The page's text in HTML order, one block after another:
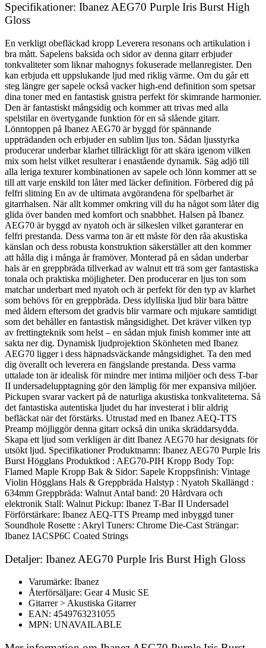
Specifikationer: Ibanez AEG70 Purple Iris Burst High
Gloss
En verkligt obefläckad kropp Leverera resonans och artikulation i
bra mått. Sapelens baksida och sidor av denna gitarr erbjuder
tonkvaliteter som liknar mahognys fokuserade mellanregister. Den
kan erbjuda ett uppslukande ljud med riklig värme. Om du går ett
steg längre ger sapele också vacker high-end definition som spetsar
dina toner med en fantastisk gnistra perfekt för skimrande harmonier.
Den är fantastiskt mångsidig och kommer att trivas med alla
spelstilar en övertygande funktion för en så slående gitarr.
Lönntoppen på Ibanez AEG70 är byggd för spännande
uppträdanden och erbjuder en sublim ljus ton. Sådan ljusstyrka
producerar underbar klarhet tillräckligt för att skära igenom vilken
mix som helst vilket resulterar i enastående dynamik. Säg adjö till
alla leriga texturer kombinationen av sapele och lönn kommer att se
till att varje enskild ton låter med läcker definition. Förbered dig på
felfri slitning En av de ultimata avgörandena för spelbarhet är
gitarrhalsen. När allt kommer omkring vill du ha något som låter dig
glida över banden med komfort och snabbhet. Halsen på Ibanez
AEG70 är byggd av nyatoh och är silkeslen vilket garanterar en
felfri prestanda. Dess varma ton är ett måste för den råa akustiska
känslan och dess robusta konstruktion säkerställer att den kommer
att hålla dig i många år framöver. Monterad på en sådan underbar
hals är en greppbräda tillverkad av walnut ett trä som ger fantastiska
tonala och praktiska möjligheter. Den producerar en ljus ton som
matchar underbart med nyatoh och är perfekt för den typ av klarhet
som behövs för en greppbräda. Dess idylliska ljud blir bara bättre
med åldern eftersom det gradvis blir varmare och mjukare samtidigt
som det behåller en fantastisk mångsidighet. Det kräver vilken typ
av frettingteknik som helst – en sådan mjuk finish kommer inte att
sakta ner dig. Dynamisk ljudprojektion Skönheten med Ibanez
AEG70 ligger i dess häpnadsväckande mångsidighet. Ta den med
dig överallt och leverera en fängslande prestanda. Dess varma
uttalade ton är idealisk för mindre mer intima miljöer och dess T-bar
II undersadelupptagning gör den lämplig för mer expansiva miljöer.
Pickupen svarar vackert på de naturliga akustiska tonkvaliteterna. Så
det fantastiska autentiska ljudet du har investerat i blir aldrig
befläckat när det förstärks. Utrustad med en Ibanez AEQ-TTS
Preamp möjliggör denna gitarr också din unika skräddarsydda.
Skapa ett ljud som verkligen är ditt Ibanez AEG70 har designats för
utsökt ljud. Specifikationer Produktnamn: Ibanez AEG70 Purple Iris
Burst Högglans Produktkod : AEG70-PIH Kropp Body Top:
Flamed Maple Kropp Bak & Sidor: Sapele Kroppsfinish: Vintage
Violin Högglans Hals & Greppbräda Halstyp : Nyatoh Skallängd :
634mm Greppbräda: Walnut Antal band: 20 Hårdvara och
elektronik Stall: Walnut Pickup: Ibanez T-Bar II Undersadel
Förförstärkare: Ibanez AEQ-TTS Preamp med inbyggd tuner
Soundhole Rosette : Akryl Tuners: Chrome Die-Cast Strängar:
Ibanez IACSP6C Coated Strings
Detaljer: Ibanez AEG70 Purple Iris Burst High Gloss
Varumärke: Ibanez
Återförsäljare: Gear 4 Music SE
Gitarrer > Akustiska Gitarrer
EAN: 4549763231055
MPN: UNAVAILABLE